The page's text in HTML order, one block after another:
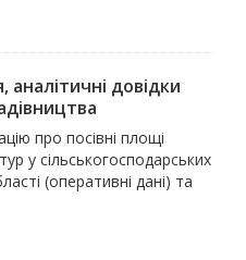
довідки
про посівні площі
у сільськогосподарських
(оперативні дані) та